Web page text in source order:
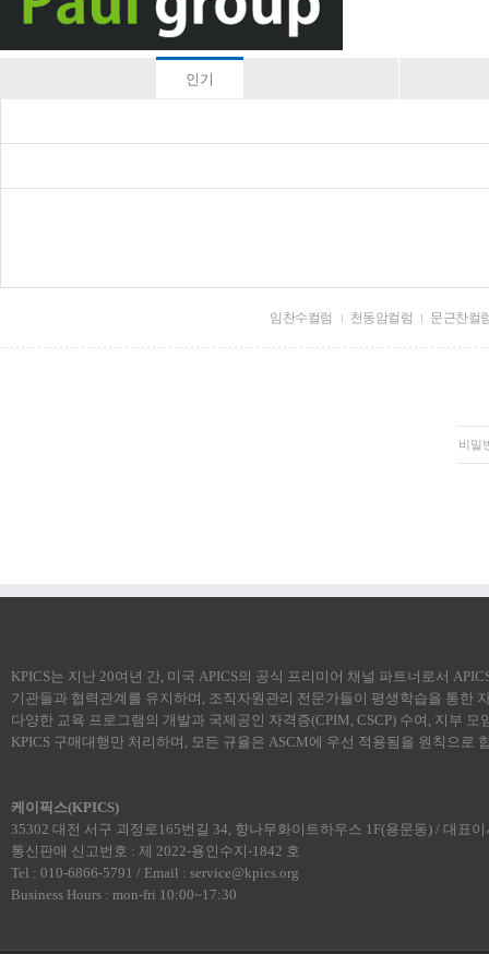
인기
임찬수컬럼 천동암컬럼 문근찬컬
비밀
KPICS는 지난 20여년 간, 미국 APICS의 공식 프리미어 채널 파트너로서
기관들과 협력관계를 유지하며, 조직자원관리 전문가들이 평생학습을 통한
다양한 교육 프로그램의 개발과 국제공인 자격증(CPIM, CSCP) 수여, 지부
KPICS 구매대행만 처리하며, 모든 규율은 ASCM에 우선 적용됨을 원칙으로
케이픽스(KPICS)
35302 대전 서구 괴정로165번길 34, 향나무화이트하우스 1F(용문동) / 대표
통신판매 신고번호 : 제 2022-용인수지-1842 호
Tel : 010-6866-5791 / Email : service@kpics.org
Business Hours : mon-fri 10:00~17:30